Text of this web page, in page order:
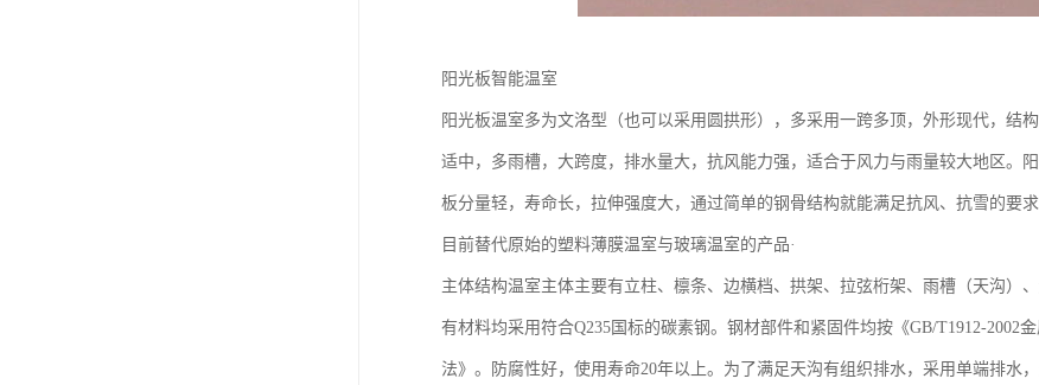
阳光板智能温室
阳光板温室多为文洛型（也可以采用圆拱形），多采用一跨多顶，外形现代，结
适中，多雨槽，大跨度，排水量大，抗风能力强，适合于风力与雨量较大地区。
板分量轻，寿命长，拉伸强度大，通过简单的钢骨结构就能满足抗风、抗雪的要
目前替代原始的塑料薄膜温室与玻璃温室的产品·
主体结构温室主体主要有立柱、檩条、边横档、拱架、拉弦桁架、雨槽（天沟）
有材料均采用符合Q235国标的碳素钢。钢材部件和紧固件均按《GB/T1912-2002
法》。防腐性好，使用寿命20年以上。为了满足天沟有组织排水，采用单端排水